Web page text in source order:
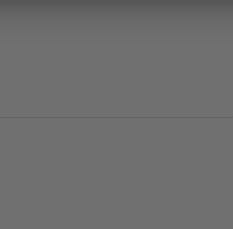
Einzelhändlern und